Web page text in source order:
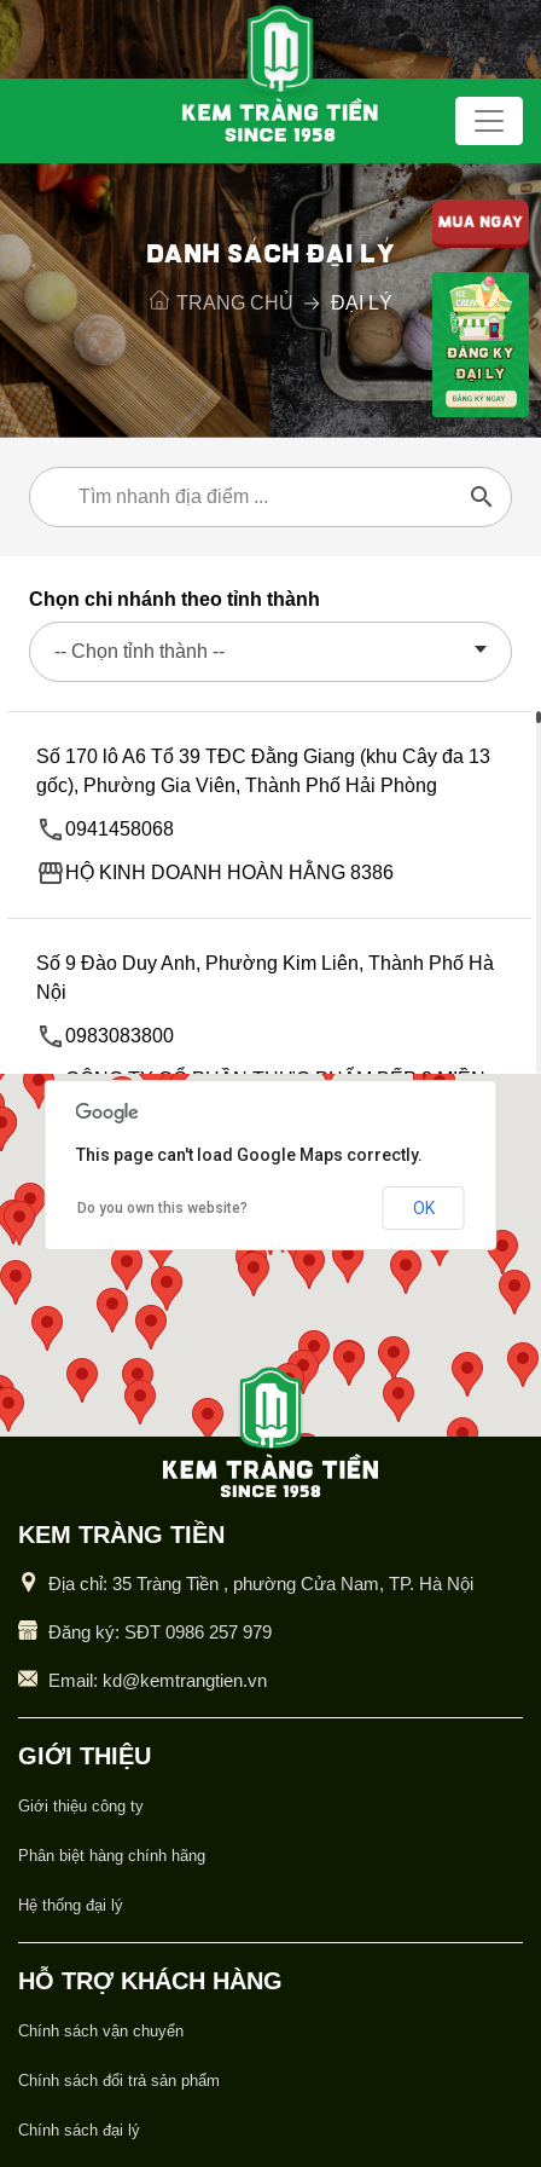
DANH SÁCH ĐẠI LÝ
TRANG CHỦ ĐẠI LÝ
Chọn chi nhánh theo tỉnh thành
-- Chọn tỉnh thành --
Số 170 lô A6 Tổ 39 TĐC Đằng Giang (khu Cây đa 13
gốc), Phường Gia Viên, Thành Phố Hải Phòng
0941458068
HỘ KINH DOANH HOÀN HẰNG 8386
Số 9 Đào Duy Anh, Phường Kim Liên, Thành Phố Hà
Nội
0983083800
CÔNG TY CỔ PHẦN THỰC PHẨM BẾP 3 MIỀN
KIM LIÊN
Nhà số 2, Ngõ 27 Đường Thống Nhất, Xã Dương Hòa,
034 7581768
NGUYỄN DANH HƯNG
Số nhà 31A, Ngõ 353/38 Đường An Dương Vương ,
Phường Phú Thượng, Thành Phố Hà Nội
0936822475
NGUYỄN HỒNG THÁI
Giám, Thành Phố Hà Nội
0356190700
Lô LK 20-32 Khu đô thị Phía Tây Nam Sách - Xã Nam
Sách - Thành Phố Hải Phòng
Số 144 Minh Khai, Tổ dân phố Đông Ngàn, Phường
NGUYỄN ĐỨC THẮNG
This page can't load Google Maps correctly.
Do you own this website? OK
KEM TRÀNG TIỀN
Địa chỉ: 35 Tràng Tiền , phường Cửa Nam, TP. Hà Nội
Đăng ký: SĐT 0986 257 979
Email: kd@kemtrangtien.vn
GIỚI THIỆU
Giới thiệu công ty
Phân biệt hàng chính hãng
Hệ thống đại lý
HỖ TRỢ KHÁCH HÀNG
Chính sách vận chuyển
Chính sách đổi trả sản phẩm
Chính sách đại lý
MUA NGAY